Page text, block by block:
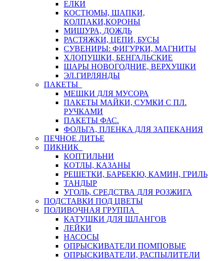
ЕЛКИ
КОСТЮМЫ, ШАПКИ,
КОЛПАКИ,КОРОНЫ
МИШУРА, ДОЖДЬ
РАСТЯЖКИ, ЦЕПИ, БУСЫ
СУВЕНИРЫ: ФИГУРКИ, МАГНИТЫ
ХЛОПУШКИ, БЕНГАЛЬСКИЕ
ШАРЫ НОВОГОДНИЕ, ВЕРХУШКИ
ЭЛ.ГИРЛЯНДЫ
ПАКЕТЫ
МЕШКИ ДЛЯ МУСОРА
ПАКЕТЫ МАЙКИ, СУМКИ С ПЛ.
РУЧКАМИ
ПАКЕТЫ ФАС.
ФОЛЬГА, ПЛЕНКА ДЛЯ ЗАПЕКАНИЯ
ПЕЧНОЕ ЛИТЬЕ
ПИКНИК
КОПТИЛЬНИ
КОТЛЫ, КАЗАНЫ
РЕШЕТКИ, БАРБЕКЮ, КАМИН, ГРИЛЬ
ТАНДЫР
УГОЛЬ, СРЕДСТВА ДЛЯ РОЗЖИГА
ПОДСТАВКИ ПОД ЦВЕТЫ
ПОЛИВОЧНАЯ ГРУППА
КАТУШКИ ДЛЯ ШЛАНГОВ
ЛЕЙКИ
НАСОСЫ
ОПРЫСКИВАТЕЛИ ПОМПОВЫЕ
ОПРЫСКИВАТЕЛИ, РАСПЫЛИТЕЛИ